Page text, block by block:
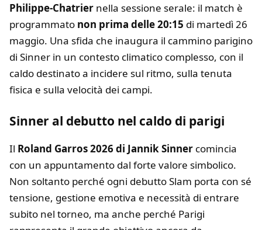
Philippe-Chatrier nella sessione serale: il match è
programmato non prima delle 20:15 di martedì 26
maggio. Una sfida che inaugura il cammino parigino
di Sinner in un contesto climatico complesso, con il
caldo destinato a incidere sul ritmo, sulla tenuta
fisica e sulla velocità dei campi.
Sinner al debutto nel caldo di parigi
Il Roland Garros 2026 di Jannik Sinner comincia
con un appuntamento dal forte valore simbolico.
Non soltanto perché ogni debutto Slam porta con sé
tensione, gestione emotiva e necessità di entrare
subito nel torneo, ma anche perché Parigi